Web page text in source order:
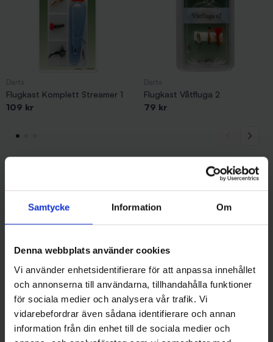
Samtycke Information Om
Denna webbplats använder cookies
Vi använder enhetsidentifierare för att anpassa innehållet
och annonserna till användarna, tillhandahålla funktioner
för sociala medier och analysera vår trafik. Vi
vidarebefordrar även sådana identifierare och annan
information från din enhet till de sociala medier och
Flugkast Komplett Streamer 1
109 kr
Flugkast Våtfluga 2
79 kr
Andra gillade även